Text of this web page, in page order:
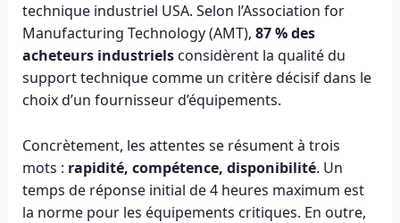
technique industriel USA. Selon l’Association for
Manufacturing Technology (AMT), 87 % des
acheteurs industrielsconsidèrent la qualité du
support technique comme un critère décisif dans le
choix d’un fournisseur d’équipements.
Concrètement, les attentes se résument à trois
mots : rapidité, compétence, disponibilité. Un
temps de réponse initial de 4 heures maximum est
la norme pour les équipements critiques. En outre,